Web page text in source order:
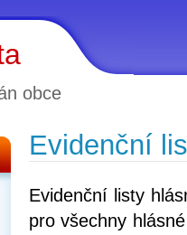
obce
Evidenční
Evidenční listy
pro všechny